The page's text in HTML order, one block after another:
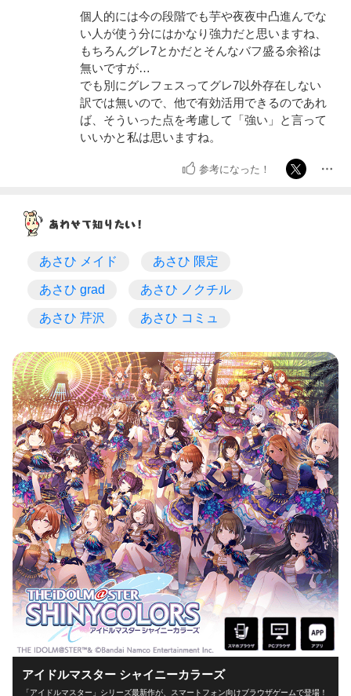
個人的には今の段階でも芋や夜夜中凸進んでな
い人が使う分にはかなり強力だと思いますね、
もちろんグレ7とかだとそんなバフ盛る余裕は
無いですが…
でも別にグレフェスってグレ7以外存在しない
訳では無いので、他で有効活用できるのであれ
ば、そういった点を考慮して「強い」と言って
いいかと私は思いますね。
参考になった！
あさひ メイド あさひ 限定
あさひ grad あさひ ノクチル
あさひ 芹沢 あさひ コミュ
アイドルマスター シャイニーカラーズ
「アイドルマスター」シリーズ最新作が、スマートフォン向けブラウザゲームで登場！